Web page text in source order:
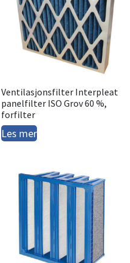
Ventilasjonsfilter Interpleat
panelfilter ISO Grov 60 %,
forfilter
Les mer